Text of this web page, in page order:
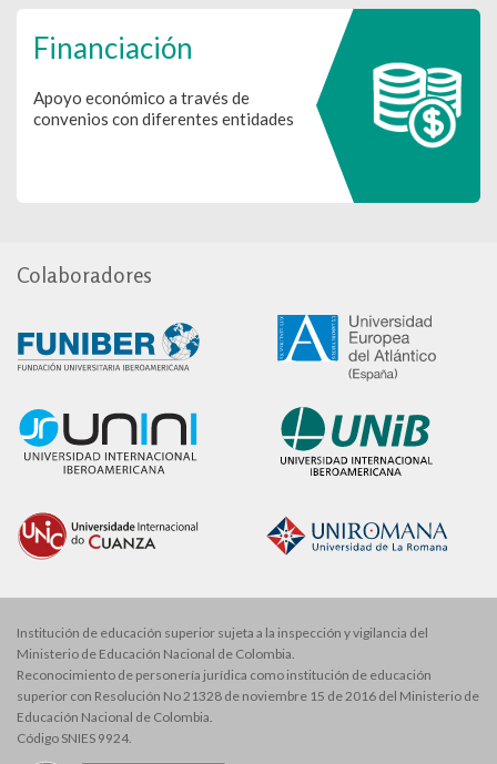
Financiación
Apoyo económico a través de
convenios con diferentes entidades
Colaboradores
Institución de educación superior sujeta a la inspección y vigilancia del
Ministerio de Educación Nacional de Colombia.
Reconocimiento de personería jurídica como institución de educación
superior con Resolución No 21328 de noviembre 15 de 2016 del Ministerio de
Educación Nacional de Colombia.
Código SNIES 9924.